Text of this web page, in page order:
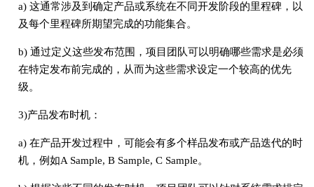
a) 这通常涉及到确定产品或系统在不同开发阶段的里程碑，以
及每个里程碑所期望完成的功能集合。
b) 通过定义这些发布范围，项目团队可以明确哪些需求是必须
在特定发布前完成的，从而为这些需求设定一个较高的优先
级。
3)产品发布时机：
a) 在产品开发过程中，可能会有多个样品发布或产品迭代的时
机，例如A Sample, B Sample, C Sample。